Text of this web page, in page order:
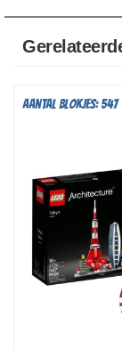
Aantal blokjes: 547